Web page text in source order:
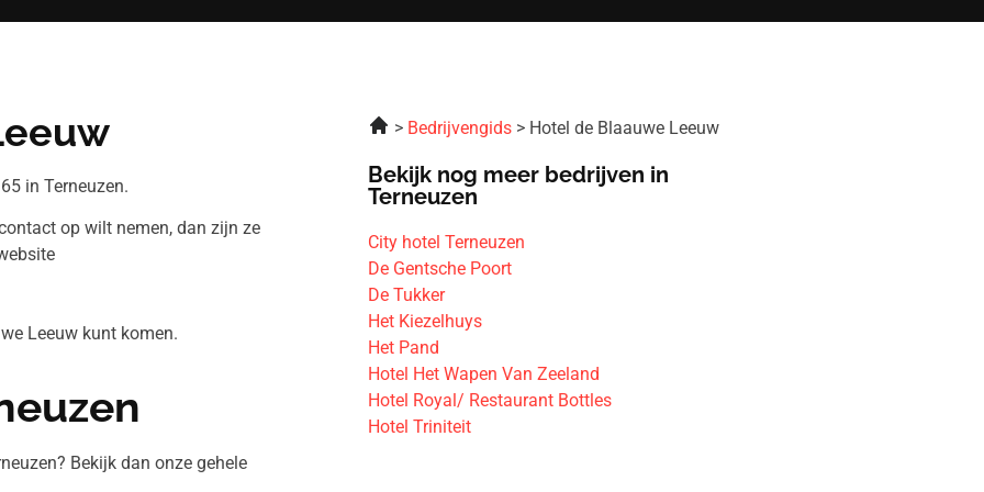
in Terneuzen.
op wilt nemen, dan zijn ze
Leeuw kunt komen.
Bekijk dan onze gehele
Bedrijvengids Hotel de Blaauwe Leeuw
Bekijk nog meer bedrijven in
Terneuzen
City hotel Terneuzen
De Gentsche Poort
De Tukker
Het Kiezelhuys
Het Pand
Hotel Het Wapen Van Zeeland
Hotel Royal/ Restaurant Bottles
Hotel Triniteit